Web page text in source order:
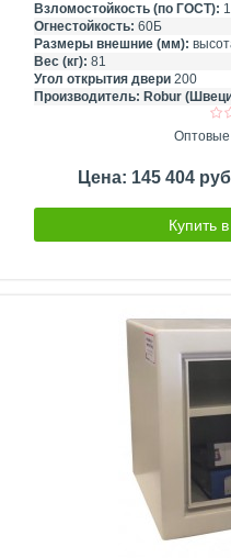
Взломостойкость (по ГОСТ):
Огнестойкость: 60Б
Размеры внешние (мм):
Вес (кг): 81
Угол открытия двери 200
Производитель: Robur
Цена: 145 404 руб
Купить